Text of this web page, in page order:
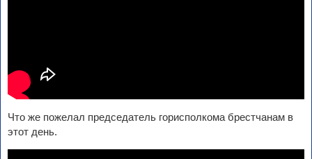
Что же пожелал председатель горисполкома брестчанам в
этот день.